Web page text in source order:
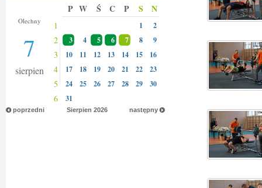
Olechny
7
sierpien
P W Ś C P S N
1 1 2
2 3 4 5 6 7 8 9
3 10 11 12 13 14 15 16
4 17 18 19 20 21 22 23
5 24 25 26 27 28 29 30
6 31
poprzedni następny
Sierpien 2026